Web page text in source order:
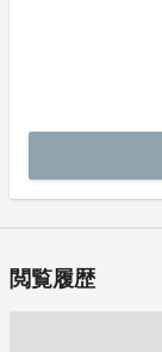
次 回 研 修 の 受
研 修 実 施 団 体
閲覧履歴